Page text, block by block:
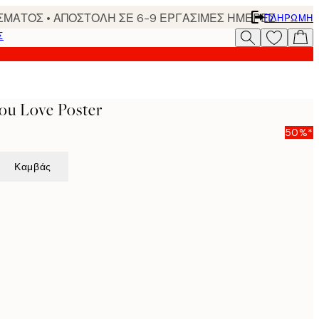
• ΑΠΟΣΤΟΛΗ ΣΕ 6-9 ΕΡΓΑΣΙΜΕΣ ΗΜΕΡΕΣΠΛΗΡΩΜΉ
Love Poster
50%*
Καμβάς